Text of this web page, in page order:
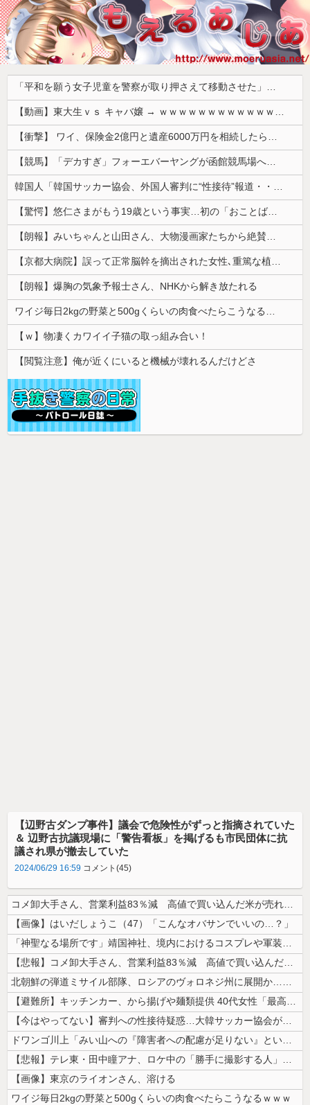
「平和を願う女子児童を警察が取り押さえて移動させた」と市民団体が告発、「児童……どこ？」とガチで困惑する人が続出
【動画】東大生ｖｓ キャバ嬢 → ｗｗｗｗｗｗｗｗｗｗｗｗｗｗｗｗｗｗ
【衝撃】 ワイ、保険金2億円と遺産6000万円を相続したら「こう」なった・・・
【競馬】「デカすぎ」フォーエバーヤングが函館競馬場へ入厩 573キロ 矢作師「もう1段パワーアップ」
韓国人「韓国サッカー協会、外国人審判に“性接待”報道・・・」→「2002年の審判買収が事実だったのか？」「日本人が言ってたこと正しかったね・・・...
【驚愕】悠仁さまがもう19歳という事実…初の「おことば」にネット民驚嘆
【朗報】みいちゃんと山田さん、大物漫画家たちから絶賛されるｗｗｗｗ
【京都大病院】誤って正常脳幹を摘出された女性､重篤な植物状態だが意識は正常で何かを思考していると判明
【朗報】爆胸の気象予報士さん、NHKから解き放たれる
ワイジ毎日2kgの野菜と500gくらいの肉食べたらこうなるｗｗｗ
【ｗ】物凄くカワイイ子猫の取っ組み合い！
【閲覧注意】俺が近くにいると機械が壊れるんだけどさ
【辺野古ダンプ事件】議会で危険性がずっと指摘されていた
＆ 辺野古抗議現場に「警告看板」を掲げるも市民団体に抗
議され県が撤去していた
2024/06/29 16:59 コメント(45)
コメ卸大手さん、営業利益83％減 高値で買い込んだ米が売れず「損切り祭...
【画像】はいだしょうこ（47）「こんなオバサンでいいの…？」
「神聖なる場所です」靖国神社、境内におけるコスプレや軍装の禁止を発表
【悲報】コメ卸大手さん、営業利益83％減 高値で買い込んだ米が売れず「...
北朝鮮の弾道ミサイル部隊、ロシアのヴォロネジ州に展開か…北朝鮮は本質的...
【避難所】キッチンカー、から揚げや麺類提供 40代女性「最高、パン中心...
【今はやってない】審判への性接待疑惑…大韓サッカー協会が声明「現在は一...
ドワンゴ川上「みい山への『障害者への配慮が足りない』という批判は害悪。...
【悲報】テレ東・田中瞳アナ、ロケ中の「勝手に撮影する人」に苦言「面識の...
【画像】東京のライオンさん、溶ける
ワイジ毎日2kgの野菜と500gくらいの肉食べたらこうなるｗｗｗ